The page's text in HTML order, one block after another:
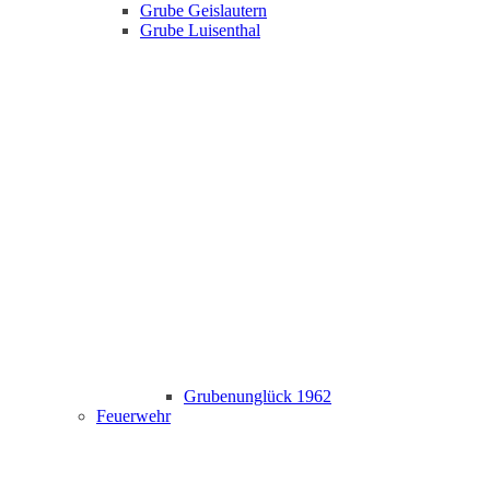
Grube Geislautern
Grube Luisenthal
Grubenunglück 1962
Feuerwehr